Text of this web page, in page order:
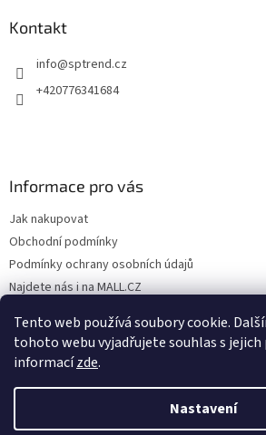
Tento web používá soubory cookie.
tohoto webu vyjadřujete souhlas s jejich
informacízde.
Nastavení
Kontakt
info@sptrend.cz
+420776341684
Informace pro vás
Jak nakupovat
Obchodní podmínky
Podmínky ochrany osobních údajů
Najdete nás i na MALL.CZ
Formulář pro uplatnění reklamace
Vytvořil Shoptet